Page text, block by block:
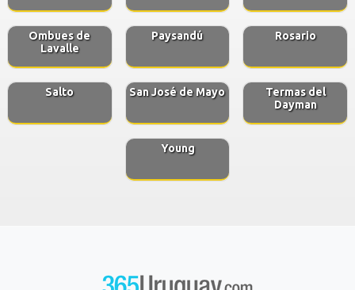
Ombues de
Lavalle
Paysandú Rosario
Salto San José de Mayo
Termas del
Dayman
Young